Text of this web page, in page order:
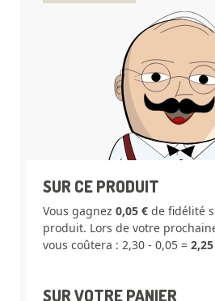
SUR CE PRODUIT
Vous gagnez 0,05 € de fidélité
produit. Lors de votre
vous coûtera : 2,30 - 0,05 =
SUR VOTRE PANIER